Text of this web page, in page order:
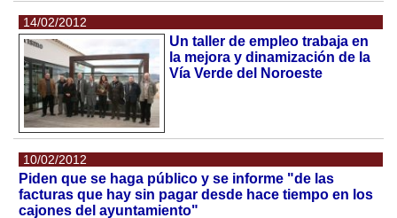
14/02/2012
Un taller de empleo trabaja en
la mejora y dinamización de la
Vía Verde del Noroeste
10/02/2012
Piden que se haga público y se informe "de las
facturas que hay sin pagar desde hace tiempo en los
cajones del ayuntamiento"